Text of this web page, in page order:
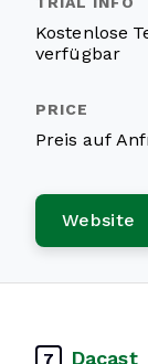
Kostenlose
verfügbar
Preis auf
Website
7 Dacast